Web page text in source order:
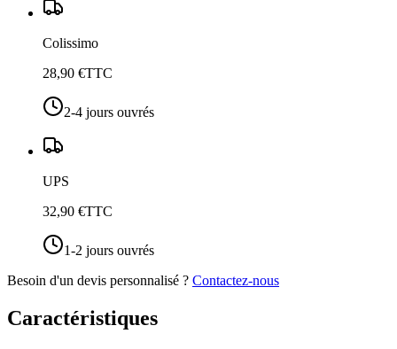
Colissimo
28,90 €TTC
2-4 jours ouvrés
UPS
32,90 €TTC
1-2 jours ouvrés
Besoin d'un devis personnalisé ? Contactez-nous
Caractéristiques